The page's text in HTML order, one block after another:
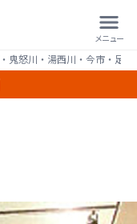
鬼怒川・湯西川・今市・足尾